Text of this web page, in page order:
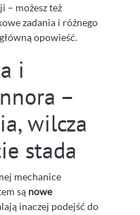
– możesz też
zadania i różnego
opowieść.
i
–
wilcza
stada
mechanice
są nowe
inaczej podejść do